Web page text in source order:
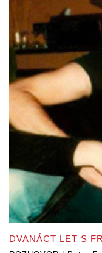
DVANÁCT LET S